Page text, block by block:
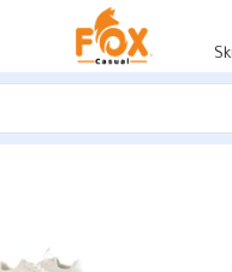
الوسم “أحذية رياضية